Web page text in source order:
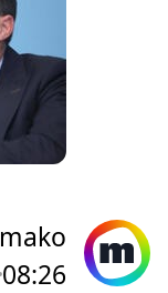
mako
08:26